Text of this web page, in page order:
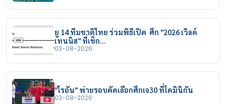
ยู 14 ทีมชาติไทย ร่วมพิธีเปิด ศึก "2026 เวิลด์
เทนนิส" ที่เช็ก…
03-08-2026
"ไรอัน" พ่ายรอบคัดเลือกศึกเจ30 ที่โดมินิกัน
03-08-2026